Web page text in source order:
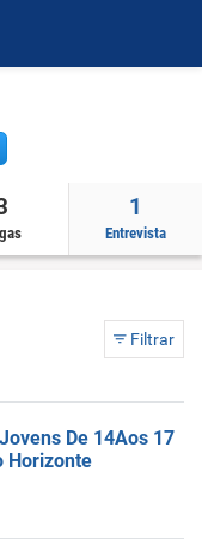
1
Entrevista
Filtrar
De 14Aos 17
Horizonte